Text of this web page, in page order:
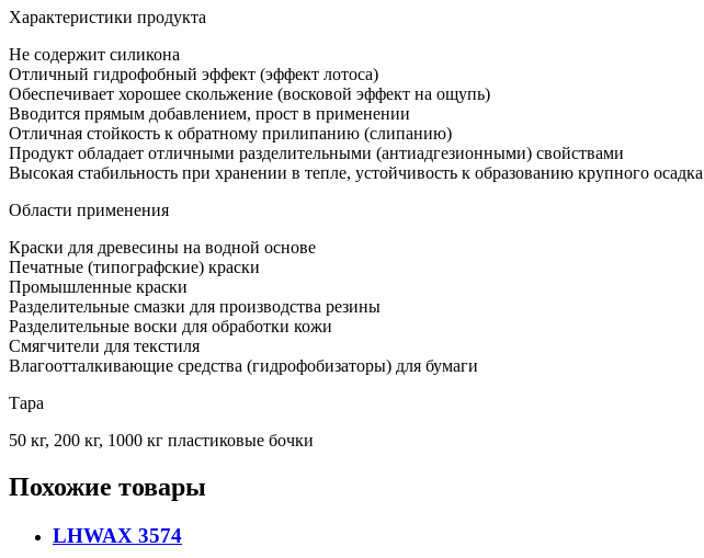
Характеристики продукта
Не содержит силикона
Отличный гидрофобный эффект (эффект лотоса)
Обеспечивает хорошее скольжение (восковой эффект на ощупь)
Вводится прямым добавлением, прост в применении
Отличная стойкость к обратному прилипанию (слипанию)
Продукт обладает отличными разделительными (антиадгезионными) свойствами
Высокая стабильность при хранении в тепле, устойчивость к образованию крупного осадка
Области применения
Краски для древесины на водной основе
Печатные (типографские) краски
Промышленные краски
Разделительные смазки для производства резины
Разделительные воски для обработки кожи
Смягчители для текстиля
Влагоотталкивающие средства (гидрофобизаторы) для бумаги
Тара
50 кг, 200 кг, 1000 кг пластиковые бочки
Похожие товары
LHWAX 3574